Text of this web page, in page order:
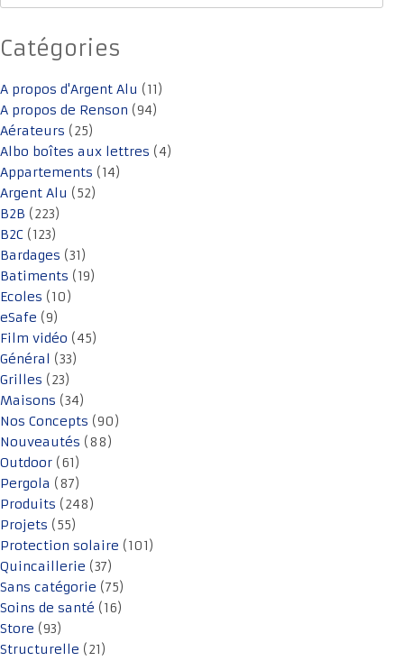
Catégories
A propos d'Argent Alu (11)
A propos de Renson (94)
Aérateurs (25)
Albo boîtes aux lettres (4)
Appartements (14)
Argent Alu (52)
B2B (223)
B2C (123)
Bardages (31)
Batiments (19)
Ecoles (10)
eSafe (9)
Film vidéo (45)
Général (33)
Grilles (23)
Maisons (34)
Nos Concepts (90)
Nouveautés (88)
Outdoor (61)
Pergola (87)
Produits (248)
Projets (55)
Protection solaire (101)
Quincaillerie (37)
Sans catégorie (75)
Soins de santé (16)
Store (93)
Structurelle (21)